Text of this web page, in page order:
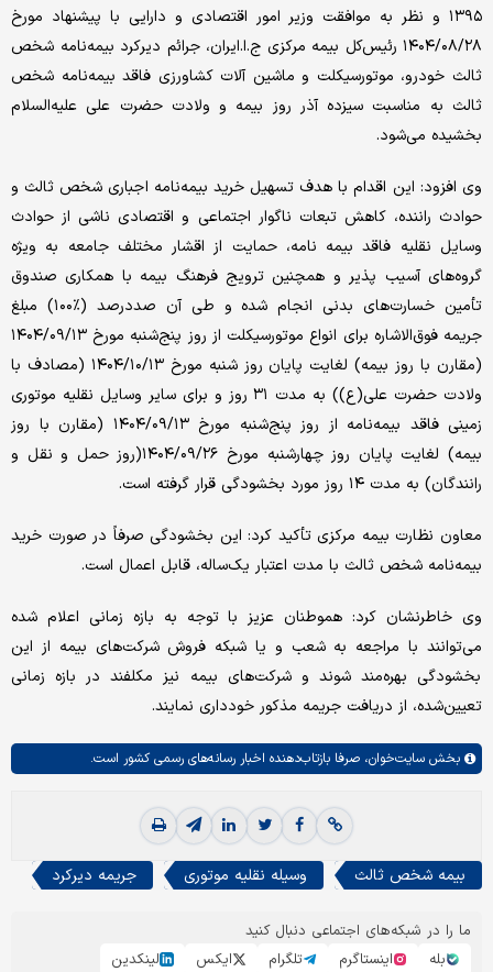
۱۳۹۵ و نظر به موافقت وزیر امور اقتصادی و دارایی با پیشنهاد مورخ
۱۴۰۴/۰۸/۲۸ رئیس‌کل بیمه مرکزی ج.ا.ایران، جرائم دیرکرد بیمه‌نامه شخص
ثالث خودرو، موتورسیکلت و ماشین آلات کشاورزی فاقد بیمه‌نامه شخص
ثالث به مناسبت سیزده آذر روز بیمه و ولادت حضرت علی علیه‌السلام
بخشیده می‌شود.
وی افزود: این اقدام با هدف تسهیل خرید بیمه‌نامه اجباری شخص ثالث و
حوادث راننده، کاهش تبعات ناگوار اجتماعی و اقتصادی ناشی از حوادث
وسایل نقلیه فاقد بیمه نامه، حمایت از اقشار مختلف جامعه به ویژه
گروه‌های آسیب پذیر و همچنین ترویج فرهنگ بیمه با همکاری صندوق
تأمین خسارت‌های بدنی انجام شده و طی آن صددرصد (٪۱۰۰) مبلغ
جریمه فوق‌الاشاره برای انواع موتورسیکلت از روز پنج‌شنبه مورخ ۱۴۰۴/۰۹/۱۳
(مقارن با روز بیمه) لغایت پایان روز شنبه مورخ ۱۴۰۴/۱۰/۱۳ (مصادف با
ولادت حضرت علی(ع)) به مدت ۳۱ روز و برای سایر وسایل نقلیه موتوری
زمینی فاقد بیمه‌نامه از روز پنج‌شنبه مورخ ۱۴۰۴/۰۹/۱۳ (مقارن با روز
بیمه) لغایت پایان روز چهارشنبه مورخ ۱۴۰۴/۰۹/۲۶(روز حمل و نقل و
رانندگان) به مدت ۱۴ روز مورد بخشودگی قرار گرفته است.
معاون نظارت بیمه مرکزی تأکید کرد: این بخشودگی صرفاً در صورت خرید
بیمه‌نامه شخص ثالث با مدت اعتبار یک‌ساله، قابل اعمال است.
وی خاطرنشان کرد: هموطنان عزیز با توجه به بازه زمانی اعلام شده
می‌توانند با مراجعه به شعب و یا شبکه فروش شرکت‌های بیمه از این
بخشودگی بهره‌مند شوند و شرکت‌های بیمه نیز مکلفند در بازه زمانی
تعیین‌شده، از دریافت جریمه مذکور خودداری نمایند.
بخش سایت‌خوان، صرفا بازتاب‌دهنده اخبار رسانه‌های رسمی کشور است.
بیمه شخص ثالث وسیله نقلیه موتوری جریمه دیرکرد
ما را در شبکه‌های اجتماعی دنبال کنید
بله
اینستاگرم تلگرام ایکس لینکدین